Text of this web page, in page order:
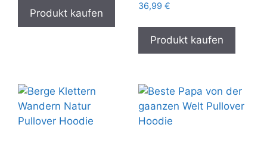
Produkt kaufen
36,99 €
Produkt kaufen